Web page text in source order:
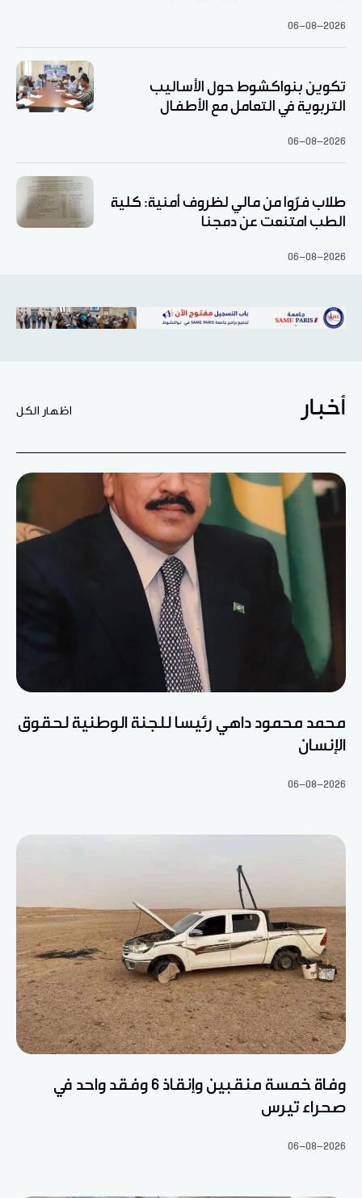
06-08-2026
تكوين بنواكشوط حول الأساليب
التربوية في التعامل مع الأطفال
06-08-2026
طلاب فرّوا من مالي لظروف أمنية: كلية
الطب امتنعت عن دمجنا
06-08-2026
أخبار اظهار الكل
محمد محمود داهي رئيسا للجنة الوطنية لحقوق
الإنسان
06-08-2026
وفاة خمسة منقبين وإنقاذ 6 وفقد واحد في
صحراء تيرس
06-08-2026